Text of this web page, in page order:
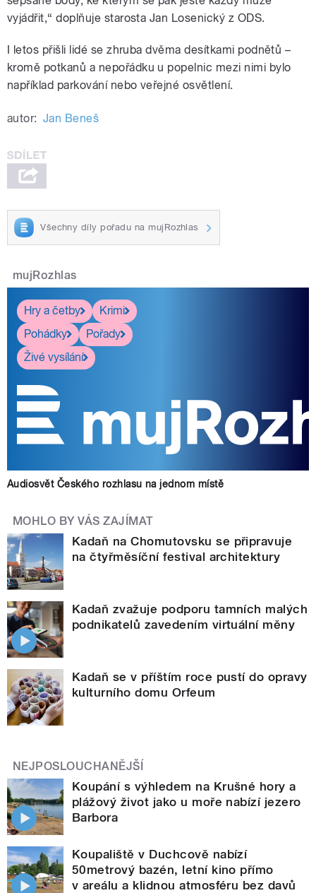
vyjádřit,“ doplňuje starosta Jan Losenický z ODS.
I letos přišli lidé se zhruba dvěma desítkami podnětů –
kromě potkanů a nepořádku u popelnic mezi nimi bylo
například parkování nebo veřejné osvětlení.
autor: Jan Beneš
Všechny díly pořadu na mujRozhlas
mujRozhlas
Hry a četby
Krimi
Pohádky
Pořady
Živé vysílání
Audiosvět Českého rozhlasu na jednom místě
MOHLO BY VÁS ZAJÍMAT
Kadaň na Chomutovsku se připravuje
na čtyřměsíční festival architektury
Kadaň zvažuje podporu tamních malých
podnikatelů zavedením virtuální měny
Kadaň se v příštím roce pustí do opravy
kulturního domu Orfeum
NEJPOSLOUCHANĚJŠÍ
Koupání s výhledem na Krušné hory a
plážový život jako u moře nabízí jezero
Barbora
Koupaliště v Duchcově nabízí
50metrový bazén, letní kino přímo
v areálu a klidnou atmosféru bez davů